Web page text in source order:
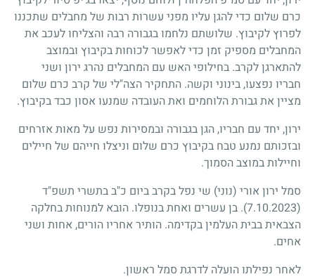
כרם שלום כדי להגן עליו מפני עשרות רבות של מחבלים שתכננו
לפרוץ לקיבוץ. שלושתם נלחמו בגבורה רבה והצליחו לעכב את
המחבלים מספיק זמן כדי לאפשר לכוחות בקיבוץ ובמוצב
להתארגן לקרב. בחילופי האש עם המחבלים נהרג ירון ושני
חבריו נפצעו, בינוני וקשה. התחקיר הצה"לי של קרב כרם שלום
מציין את גבורת הלוחמים ואת העובדה שמנעו אסון כבד בקיבוץ.
ירון, יחד עם חבריו, הגן בגבורה ובמסירות נפש על מאות אזרחים
ובזכותם נמנע טבח בקיבוץ כרם שלום וניצלו חייהם של חיילים
וחיילות במוצב הסמוך.
סמל ירון אורי (נוני) שי נפל בקרב ביום כ"ב בתשרי תשפ"ד
(7.10.2023)
. בן עשרים ואחת בנופלו. הובא למנוחות בחלקה
הצבאית בבית העלמין בקדימה. הותיר אחריו הורים, אחות ושני
אחים.
לאחר נפילתו הועלה לדרגת סמל ראשון.